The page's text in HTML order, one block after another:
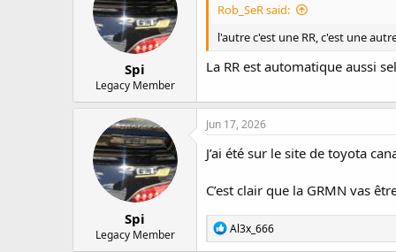
Spi
Legacy Member
Rob_SeR said:
l'autre c'est une RR, c'est une
La RR est automatique aussi
Spi
Legacy Member
Jun 17, 2026
J’ai été sur le site de toyota
C’est clair que la GRMN vas
R
e
Al3x_666